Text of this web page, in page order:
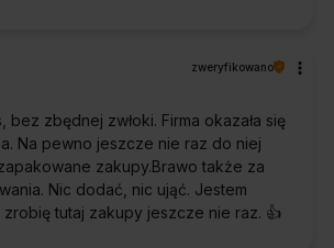
zweryfikowano
bez zbędnej zwłoki. Firma okazała się
Na pewno jeszcze nie raz do niej
zakupy.Brawo także za
Nic dodać, nic ująć. Jestem
tutaj zakupy jeszcze nie raz. 👍️